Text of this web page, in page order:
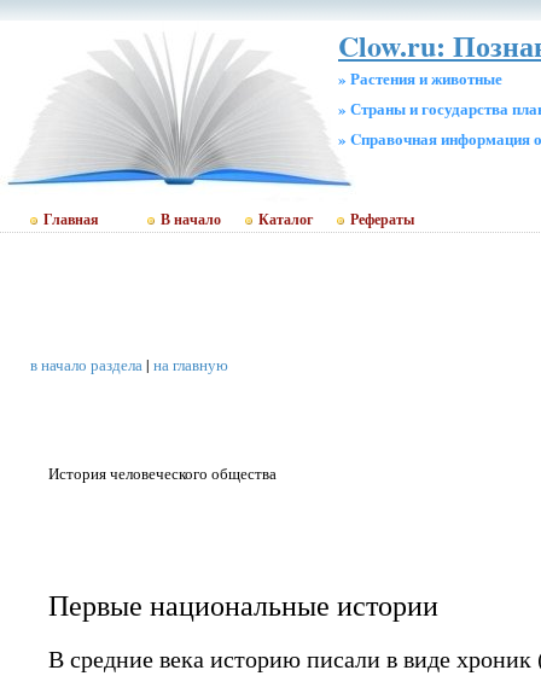
Clow.ru:
» Растения и животные
» Страны и государства
» Cправочная информация
Главная В начало Каталог Рефераты
в начало раздела| на главную
История человеческого общества
Первые национальные истории
В средние века историю писали в виде хроник